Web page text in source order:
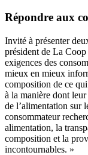
Répondre aux
Invité à présenter
président de La
exigences des
mieux en mieux
composition de ce
à la manière dont
de l’alimentation sur
consommateur
alimentation, la
composition et la
incontournables. »